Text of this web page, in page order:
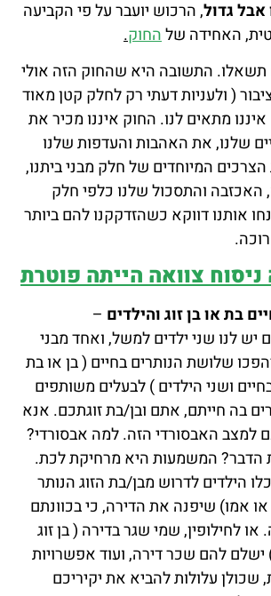
אבל גדול, הרכוש יועבר על פי הקביעה
האחידה שלהחוק.
התשובה היא שהחוק הזה אולי
( ולעניות דעתי רק לחלק קטן מאוד
מתאים לנו. החוק איננו מכיר את
שלנו, את האהבות והעדפות שלנו
הצרכים המיוחדים של חלק מבני ביתנו,
והתסכול שלנו כלפי חלק
אותנו דווקא כשהזדקקנו להם ביותר
צוואה הייתה פוטרת
בת או בן זוג והילדים –
יש לנו שני ילדים למשל, ואחד מבני
שלושת הנותרים בחיים ( בן או בת
ושני הילדים ) לבעלים משותפים
בה חייתם, אתם ובן/בת זוגתכם. אנא
למצב האבסורדי הזה. למה אבסורדי?
המשמעות היא מרחיקת לכת.
הילדים לדרוש מבן/בת הזוג הנותר
או אמו) שיפנה את הדירה, כי בכוונתם
לחילופין, שמי שגר בדירה ( בן זוג
להם שכר דירה, ועוד אפשרויות
שכולן עלולות להביא את יקיריכם